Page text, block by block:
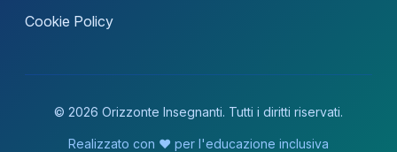
Cookie Policy
© 2026 Orizzonte Insegnanti. Tutti i diritti riservati.
Realizzato con ❤️ per l'educazione inclusiva